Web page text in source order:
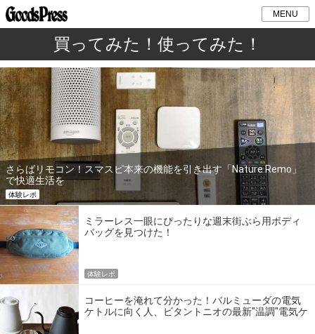
MENU
買ってみた！使ってみた！
さらばリモコン！スマスピ本来の機能を引き出す「Nature Remo」
で快適生活を
体験レポ
ミラーレス一眼にぴったりな週末街ぶら用ボディ
バッグを見つけた！
体験レポ
コーヒーを淹れて分かった！バルミューダの電気
ケトルに向く人、ビタントニオの最新"温調"電気ケ